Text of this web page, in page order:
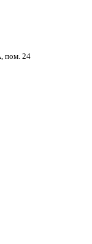
пом. 24